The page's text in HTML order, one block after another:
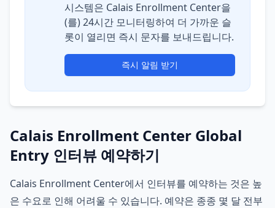
시스템은 Calais Enrollment Center을
(를) 24시간 모니터링하여 더 가까운 슬
롯이 열리면 즉시 문자를 보내드립니다.
즉시 알림 받기
Calais Enrollment Center Global
Entry 인터뷰 예약하기
Calais Enrollment Center에서 인터뷰를 예약하는 것은 높
은 수요로 인해 어려울 수 있습니다. 예약은 종종 몇 달 전부